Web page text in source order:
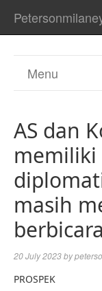
Menu
AS dan
masih
20 July 2023by
PROSPEK